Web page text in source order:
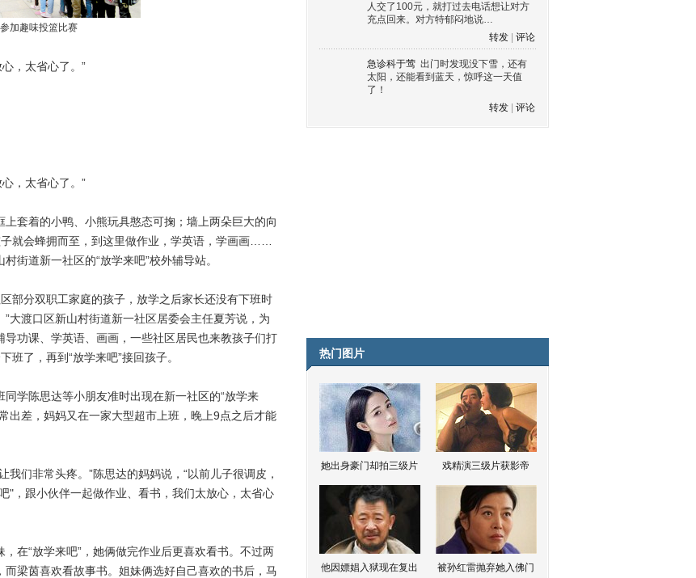
加趣味投篮比赛
，太省心了。”
，太省心了。”
着的小鸭、小熊玩具憨态可掬；墙上两朵巨大的向
就会蜂拥而至，到这里做作业，学英语，学画画……
街道新一社区的“放学来吧”校外辅导站。
分双职工家庭的孩子，放学之后家长还没有下班时
大渡口区新山村街道新一社区居委会主任夏芳说，为
功课、学英语、画画，一些社区居民也来教孩子们打
了，再到“放学来吧”接回孩子。
陈思达等小朋友准时出现在新一社区的“放学来
出差，妈妈又在一家大型超市上班，晚上9点之后才能
们非常头疼。”陈思达的妈妈说，“以前儿子很调皮，
"，跟小伙伴一起做作业、看书，我们太放心，太省心
“放学来吧”，她俩做完作业后更喜欢看书。不过两
梁茵喜欢看故事书。姐妹俩选好自己喜欢的书后，马
人交了100元，就打过去电话想让对方
充点回来。对方特郁闷地说…
转发
评论
急诊科于莺 出门时发现没下雪，还有
太阳，还能看到蓝天，惊呼这一天值
了！
转发
评论
热门图片
她出身豪门却拍三级片 戏精演三级片获影帝
他因嫖娼入狱现在复出 被孙红雷抛弃她入佛门